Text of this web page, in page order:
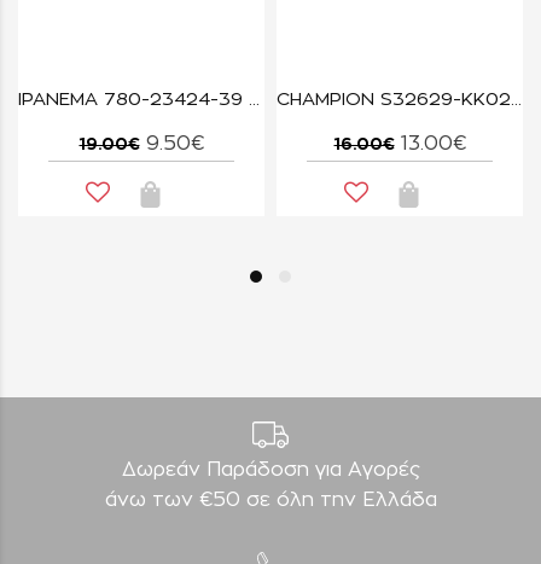
IPANEMA 780-23424-39 ΣΙΕΛ
19.00€ 9.50€
CHAMPION S32629-KK022 NBK/NATL SQUIRT B TD
16.00€ 13.00€
Δωρεάν Παράδοση για Aγορές
άνω των €50 σε όλη την Ελλάδα